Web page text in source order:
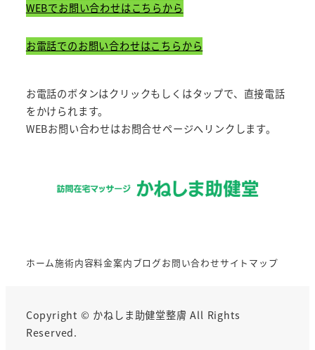
WEBでお問い合わせはこちらから
お電話でのお問い合わせはこちらから
お電話のボタンはクリックもしくはタップで、直接電話
をかけられます。
WEBお問い合わせはお問合せページへリンクします。
ホーム施術内容料金案内ブログお問い合わせサイトマップ
Copyright © かねしま助健堂整膚 All Rights
Reserved.